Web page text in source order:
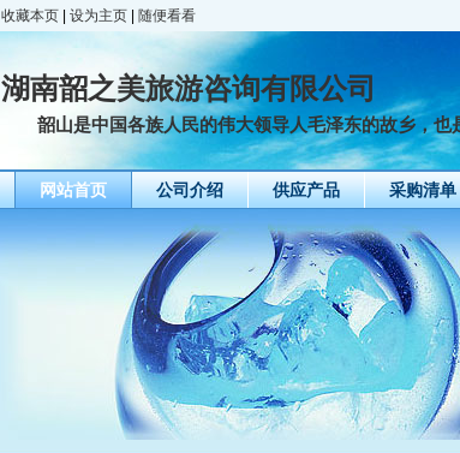
收藏本页 设为主页 随便看看
湖南韶之美旅游咨询有限公司
韶山是中国各族人民的伟大领导人毛泽东的故乡，也
网站首页 公司介绍 供应产品 采购清单